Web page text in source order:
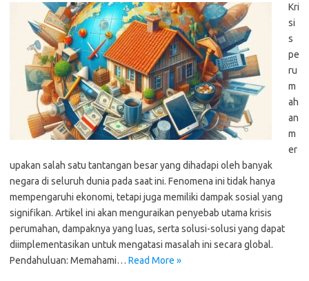
Kri
si
s
pe
ru
m
ah
an
m
er
upakan salah satu tantangan besar yang dihadapi oleh banyak
negara di seluruh dunia pada saat ini. Fenomena ini tidak hanya
mempengaruhi ekonomi, tetapi juga memiliki dampak sosial yang
signifikan. Artikel ini akan menguraikan penyebab utama krisis
perumahan, dampaknya yang luas, serta solusi-solusi yang dapat
diimplementasikan untuk mengatasi masalah ini secara global.
Pendahuluan: Memahami… Read More »